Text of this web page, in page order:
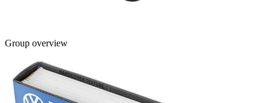
Group overview